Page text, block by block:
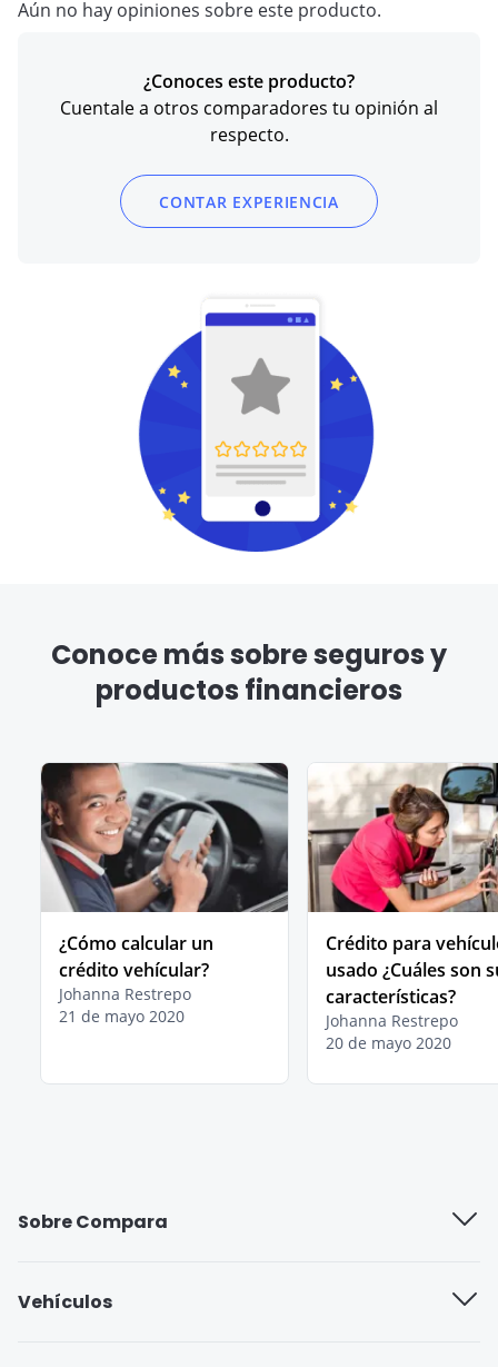
Aún no hay opiniones sobre este producto.
¿Conoces este producto?
Cuentale a otros comparadores tu opinión al
respecto.
CONTAR EXPERIENCIA
Conoce más sobre seguros y
productos financieros
¿Cómo calcular un
crédito vehícular?
Johanna Restrepo
21 de mayo 2020
Crédito para
usado ¿Cuáles son
características?
Johanna Restrepo
20 de mayo 2020
Sobre Compara
Vehículos